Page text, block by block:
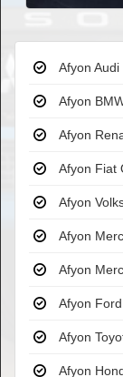
Afyon
Afyon
Afyon
Afyon Fiat
Afyon
Afyon
Afyon
Afyon
Afyon
Afyon